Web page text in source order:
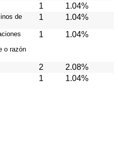
1 1.04%
de
1 1.04%
o razón
1 1.04%
2 2.08%
1 1.04%